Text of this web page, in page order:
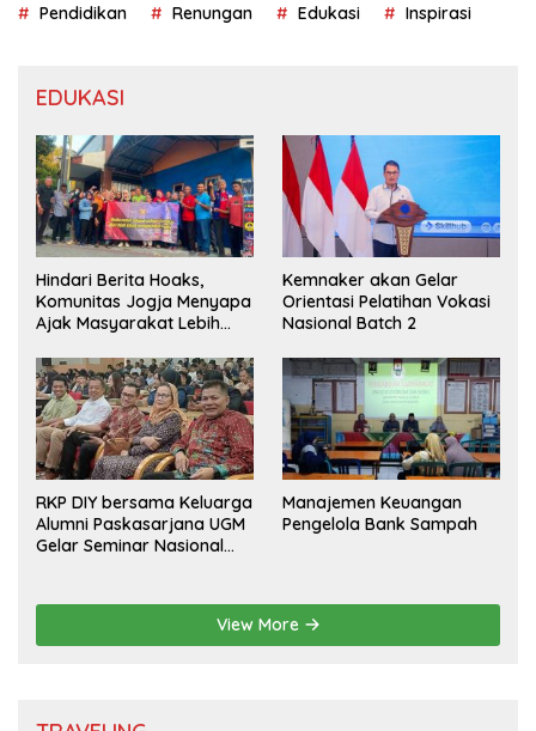
Pendidikan Renungan Edukasi Inspirasi
EDUKASI
Hindari Berita Hoaks,
Komunitas Jogja Menyapa
Ajak Masyarakat Lebih
Kemnaker akan Gelar
Orientasi Pelatihan Vokasi
Nasional Batch 2
RKP DIY bersama Keluarga
Alumni Paskasarjana UGM
Gelar Seminar Nasional
Manajemen Keuangan
Pengelola Bank Sampah
View More